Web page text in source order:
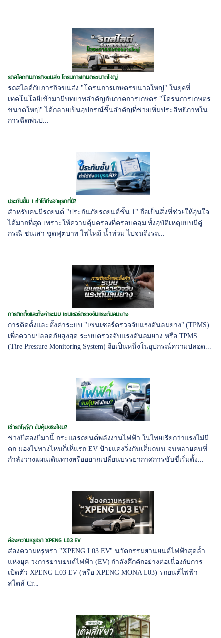
รถสไลด์กับภารกิจขนส่ง โดรนการเกษตรขนาดใหญ่
รถสไลด์กับภารกิจขนส่ง "โดรนการเกษตรขนาดใหญ่" ในยุคที่
เทคโนโลยีเข้ามามีบทบาทสำคัญกับภาคการเกษตร "โดรนการเกษตร
ขนาดใหญ่" ได้กลายเป็นอุปกรณ์ชิ้นสำคัญที่ช่วยเพิ่มประสิทธิภาพใน
การฉีดพ่นป...
ประกันชั้น 1 ทำได้ถึงอายุรถกี่ปี?
สำหรับคนมีรถยนต์ "ประกันภัยรถยนต์ชั้น 1" ถือเป็นสิ่งที่ช่วยให้อุ่นใจ
ได้มากที่สุด เพราะให้ความคุ้มครองที่ครอบคลุม ทั้งอุบัติเหตุแบบมีคู่
กรณี ชนเสา ขูดฟุตบาท ไฟไหม้ น้ำท่วม ไปจนถึงรถ...
การติดตั้งและตั้งค่าระบบ เซนเซอร์ตรวจจับแรงดันลมยาง
การติดตั้งและตั้งค่าระบบ "เซนเซอร์ตรวจจับแรงดันลมยาง" (TPMS)
เพื่อความปลอดภัยสูงสุด ระบบตรวจจับแรงดันลมยาง หรือ TPMS
(Tire Pressure Monitoring System) ถือเป็นหนึ่งในอุปกรณ์ความปลอด...
เช่ารถไฟฟ้า ขับคุ้มจริงไหม?
ช่วงปีสองปีมานี้ กระแสรถยนต์พลังงานไฟฟ้า ในไทยเรียกว่าแรงไม่มี
ตก มองไปทางไหนก็เห็นรถ EV ป้ายแดงวิ่งกันเต็มถนน จนหลายคนที่
กำลังวางแผนเดินทางหรืออยากเปลี่ยนบรรยากาศการขับขี่เริ่มตั้ง...
ส่องความหรูหรา XPENG L03 EV
ส่องความหรูหรา "XPENG L03 EV" นวัตกรรมยานยนต์ไฟฟ้าสุดล้ำ
แห่งยุค วงการยานยนต์ไฟฟ้า (EV) กำลังคึกคักอย่างต่อเนื่องกับการ
เปิดตัว XPENG L03 EV (หรือ XPENG MONA L03) รถยนต์ไฟฟ้า
สไตล์ Cr...